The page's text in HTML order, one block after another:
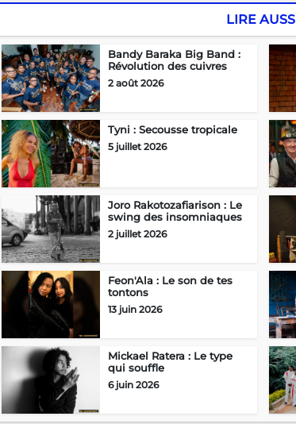
LIRE
Bandy Baraka Big Band :
Révolution des cuivres
2 août 2026
Tyni : Secousse tropicale
5 juillet 2026
Joro Rakotozafiarison : Le
swing des insomniaques
2 juillet 2026
Feon'Ala : Le son de tes
tontons
13 juin 2026
Mickael Ratera : Le type
qui souffle
6 juin 2026